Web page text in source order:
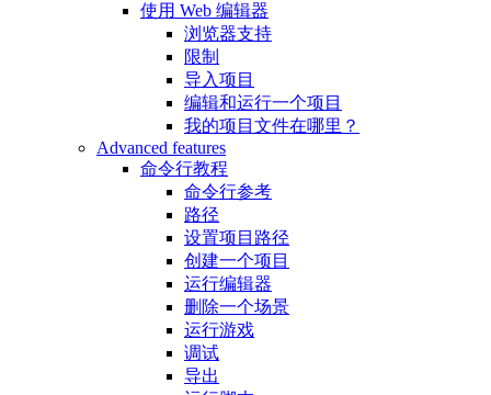
使用 Web 编辑器
浏览器支持
限制
导入项目
编辑和运行一个项目
我的项目文件在哪里？
Advanced features
命令行教程
命令行参考
路径
设置项目路径
创建一个项目
运行编辑器
删除一个场景
运行游戏
调试
导出